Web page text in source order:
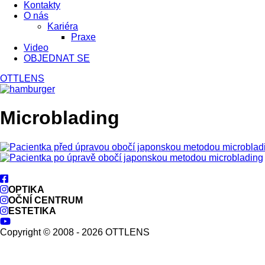
Kontakty
O nás
Kariéra
Praxe
Video
OBJEDNAT SE
OTTLENS
Microblading
OPTIKA
OČNÍ CENTRUM
ESTETIKA
Copyright © 2008 - 2026 OTTLENS